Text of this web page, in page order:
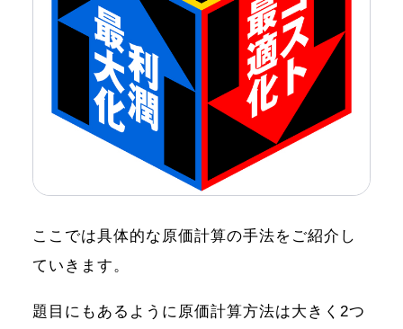
ここでは具体的な原価計算の手法をご紹介し
ていきます。
題目にもあるように原価計算方法は大きく2つ